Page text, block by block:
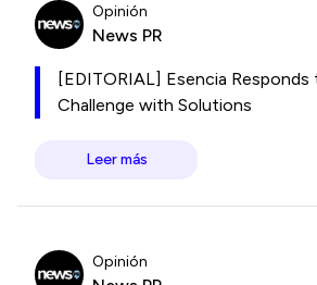
Opinión
News PR
[EDITORIAL] Esencia
Challenge with Solutions
Leer más
Opinión